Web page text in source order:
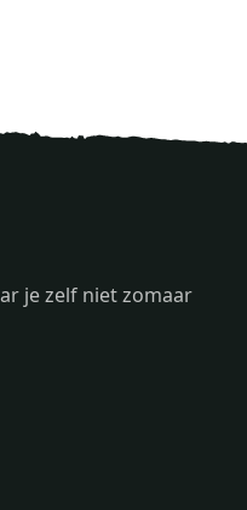
je zelf niet zomaar